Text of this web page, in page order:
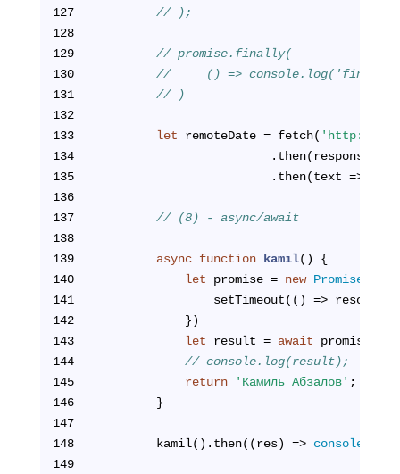
127
// );
128
129
// promise.finally(
130
//     () =>
131
// )
132
133
let remoteDate = fetch( 'http://
134
.then(response =>
135
                        .then(text =>
136
137
// (8) - async/await
138
139
async function kamil( ) {
140
let promise = new Promise
141
                setTimeout(() => resolve(
142
            })
143
let result = await promise;
144
// console.log(result);
145
return 'Камиль Абзалов' ;
146
        }
147
148
        kamil().then((res) =>
console
149